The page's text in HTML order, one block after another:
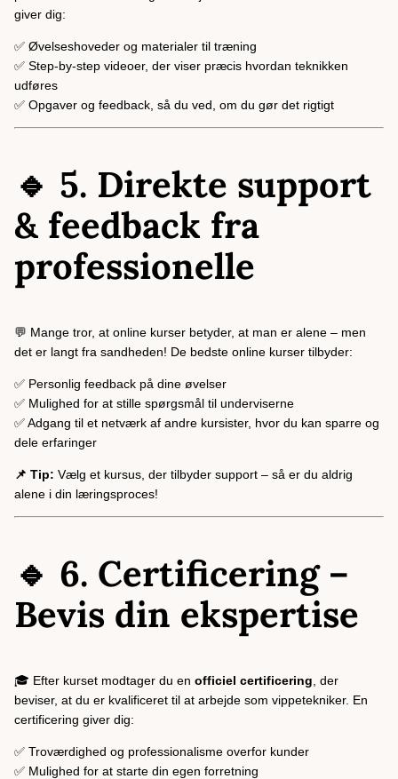
giver dig:
✅ Øvelseshoveder og materialer til træning
✅ Step-by-step videoer, der viser præcis hvordan teknikken
udføres
✅ Opgaver og feedback, så du ved, om du gør det rigtigt
🔹 5. Direkte support
& feedback fra
professionelle
💬 Mange tror, at online kurser betyder, at man er alene – men
det er langt fra sandheden! De bedste online kurser tilbyder:
✅ Personlig feedback på dine øvelser
✅ Mulighed for at stille spørgsmål til underviserne
✅ Adgang til et netværk af andre kursister, hvor du kan sparre og
dele erfaringer
📌 Tip: Vælg et kursus, der tilbyder support – så er du aldrig
alene i din læringsproces!
🔹 6. Certificering –
Bevis din ekspertise
🎓 Efter kurset modtager du en officiel certificering , der
beviser, at du er kvalificeret til at arbejde som vippetekniker. En
certificering giver dig:
✅ Troværdighed og professionalisme overfor kunder
✅ Mulighed for at starte din egen forretning